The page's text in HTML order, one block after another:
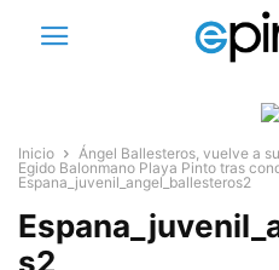
Inicio
Ángel Ballesteros, vuelve a
Egido Balonmano Playa Pinto tras
Espana_juvenil_angel_ballesteros2
s2